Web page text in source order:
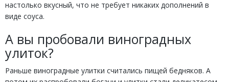
настолько вкусный, что не требует никаких дополнений в
виде соуса.
А вы пробовали виноградных
улиток?
Раньше виноградные улитки считались пищей бедняков. А